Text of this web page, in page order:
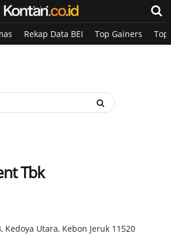
Rekap Data BEI Top Gainers Top
Tbk
Kedoya Utara, Kebon Jeruk 11520